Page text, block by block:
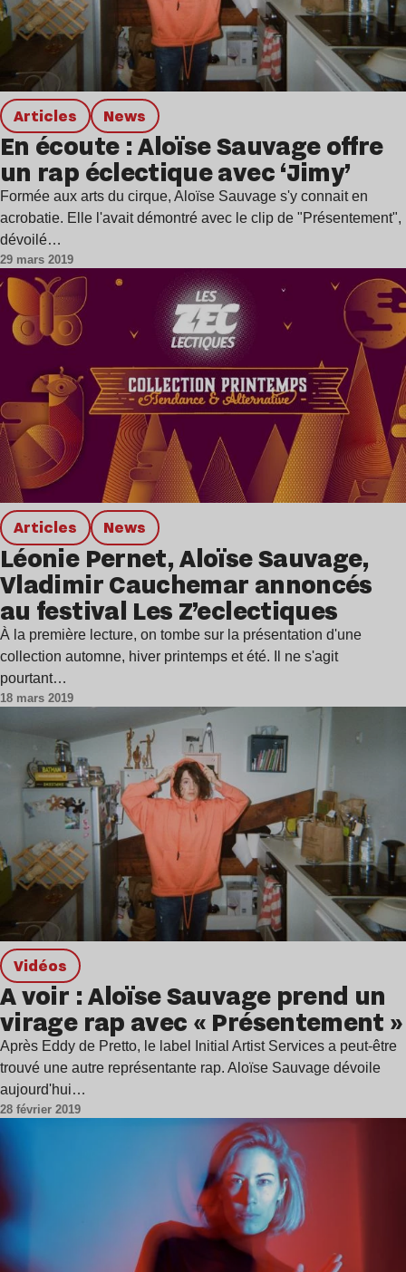
Articles news
En écoute : Aloïse Sauvage offre
un rap éclectique avec ‘Jimy’
Formée aux arts du cirque, Aloïse Sauvage s'y connait en
acrobatie. Elle l'avait démontré avec le clip de "Présentement",
dévoilé…
29 mars 2019
Articles news
Léonie Pernet, Aloïse Sauvage,
Vladimir Cauchemar annoncés
au festival Les Z’eclectiques
À la première lecture, on tombe sur la présentation d'une
collection automne, hiver printemps et été. Il ne s'agit
pourtant…
18 mars 2019
Vidéos
A voir : Aloïse Sauvage prend un
virage rap avec « Présentement »
Après Eddy de Pretto, le label Initial Artist Services a peut-être
trouvé une autre représentante rap. Aloïse Sauvage dévoile
aujourd'hui…
28 février 2019